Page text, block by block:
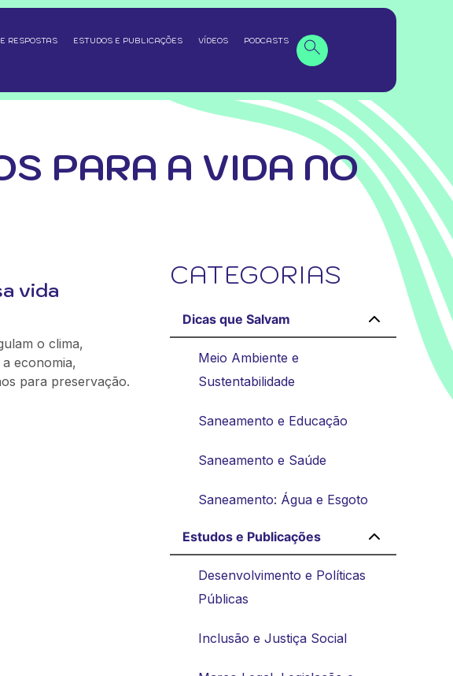
RESPOSTAS ESTUDOS E PUBLICAÇÕES VÍDEOS PODCASTS
PARA A VIDA NO
vida
o clima,
economia,
para preservação.
CATEGORIAS
Dicas que Salvam
Meio Ambiente e
Sustentabilidade
Saneamento e Educação
Saneamento e Saúde
Saneamento: Água e Esgoto
Estudos e Publicações
Desenvolvimento e Políticas
Públicas
Inclusão e Justiça Social